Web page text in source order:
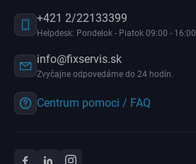
+421 2/22133399
Helpdesk: Pondelok - Piatok 09:00 - 16:00
info@fixservis.sk
Zvyčajne odpovedáme do 24 hodín.
Centrum pomoci / FAQ